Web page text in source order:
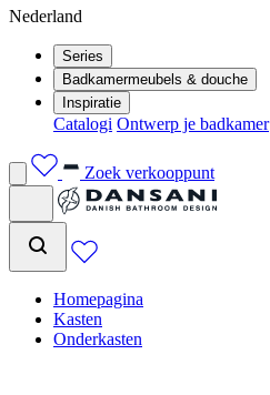
Nederland
Series
Badkamermeubels & douche
Inspiratie
Catalogi Ontwerp je badkamer
Zoek verkooppunt
Homepagina
Kasten
Onderkasten